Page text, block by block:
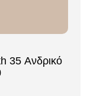
35 Ανδρικό